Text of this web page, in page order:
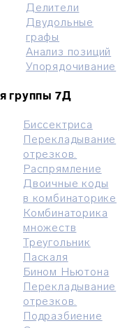
Делители
Двудольные
графы
Анализ позиций
Упорядочивание
группы 7Д
Биссектриса
Перекладывание
отрезков.
Распрямление
Двоичные коды
в комбинаторике
Комбинаторика
множеств
Треугольник
Паскаля
Бином Ньютона
Перекладывание
отрезков.
Подразбиение